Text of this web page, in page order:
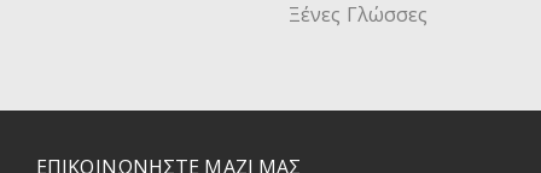
Ξένες Γλώσσες
ΕΠΙΚΟΙΝΩΝΗΣΤΕ ΜΑΖΙ ΜΑΣ